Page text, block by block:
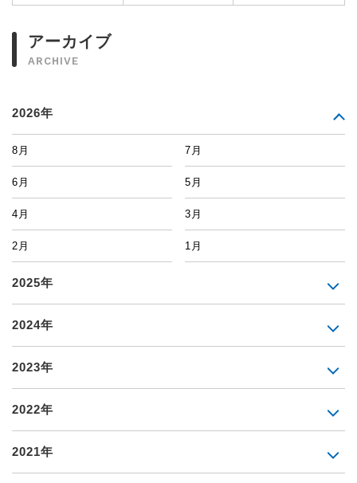
アーカイブ
ARCHIVE
2026年
8月 7月
6月 5月
4月 3月
2月 1月
2025年
2024年
2023年
2022年
2021年